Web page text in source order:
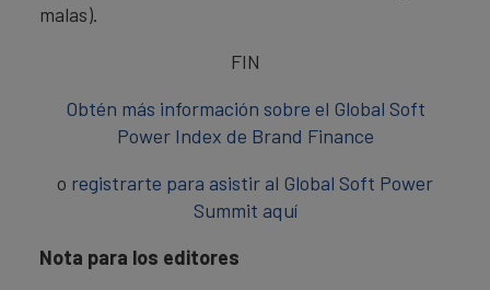
malas).
FIN
Obtén más información sobre el Global Soft
Power Index de Brand Finance
o registrarte para asistir al Global Soft Power
Summit aquí
Nota para los editores